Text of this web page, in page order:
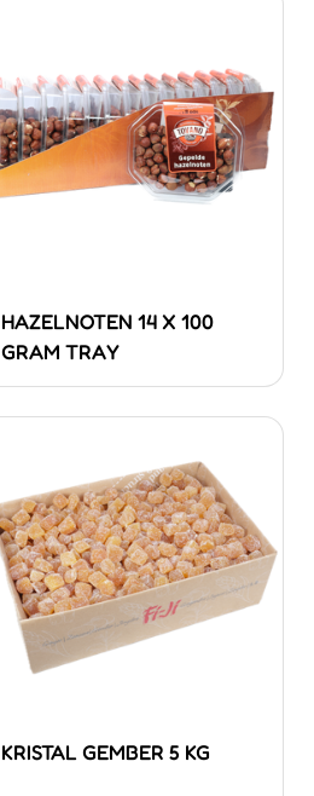
HAZELNOTEN 14 X 100
GRAM TRAY
KRISTAL GEMBER 5 KG